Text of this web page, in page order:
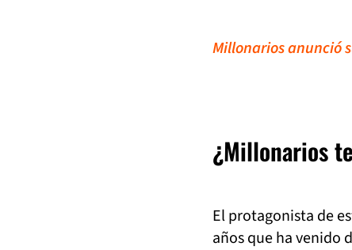
Millonarios anunció
¿Millonarios
El protagonista de
años que ha venido